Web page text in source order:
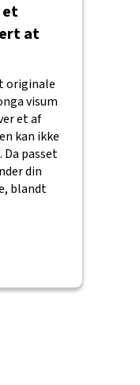
et
at
originale
visum
et af
kan ikke
Da passet
din
blandt